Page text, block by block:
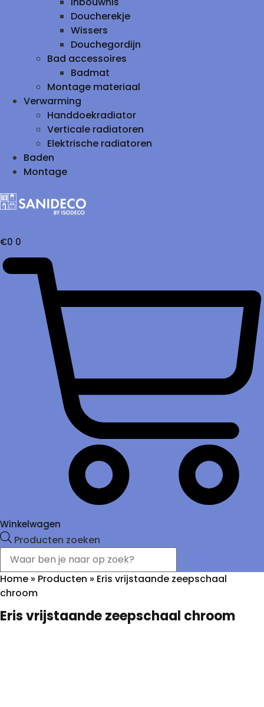
Doucherekje
Wissers
Douchegordijn
Bad accessoires
Badmat
Montage materiaal
Verwarming
Handdoekradiator
Verticale radiatoren
Elektrische radiatoren
Baden
Montage
€0 0
Winkelwagen
Producten zoeken
Home » Producten » Eris vrijstaande zeepschaal
chroom
Eris vrijstaande zeepschaal chroom